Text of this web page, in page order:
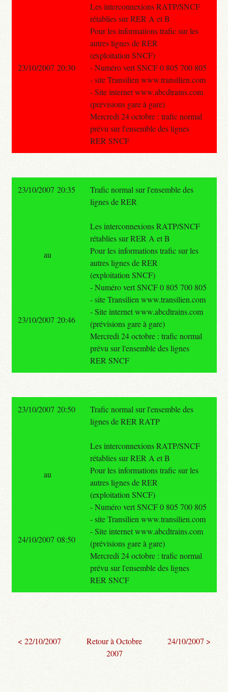
Les interconnexions RATP/SNCF
rétablies sur RER A et B
Pour les informations trafic sur les
autres lignes de RER
(exploitation SNCF)
- Numéro vert SNCF 0 805 700 805
- site Transilien www.transilien.com
- Site internet www.abcdtrains.com
(prévisions gare à gare)
Mercredi 24 octobre : trafic normal
prévu sur l'ensemble des lignes
RER SNCF
23/10/2007 20:30
23/10/2007 20:35
Trafic normal sur l'ensemble des
lignes de RER
Les interconnexions RATP/SNCF
rétablies sur RER A et B
Pour les informations trafic sur les
autres lignes de RER
(exploitation SNCF)
- Numéro vert SNCF 0 805 700 805
- site Transilien www.transilien.com
- Site internet www.abcdtrains.com
(prévisions gare à gare)
Mercredi 24 octobre : trafic normal
prévu sur l'ensemble des lignes
RER SNCF
au
23/10/2007 20:46
23/10/2007 20:50
Trafic normal sur l'ensemble des
lignes de RER RATP
Les interconnexions RATP/SNCF
rétablies sur RER A et B
Pour les informations trafic sur les
autres lignes de RER
(exploitation SNCF)
- Numéro vert SNCF 0 805 700 805
- site Transilien www.transilien.com
- Site internet www.abcdtrains.com
(prévisions gare à gare)
Mercredi 24 octobre : trafic normal
prévu sur l'ensemble des lignes
RER SNCF
au
24/10/2007 08:50
< 22/10/2007
Retour à Octobre
2007
24/10/2007 >